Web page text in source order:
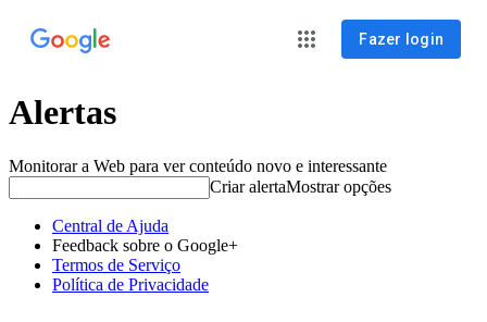
Fazer login
Alertas
Monitorar a Web para ver conteúdo novo e interessante
Criar alertaMostrar opções
Central de Ajuda
Feedback sobre o Google+
Termos de Serviço
Política de Privacidade